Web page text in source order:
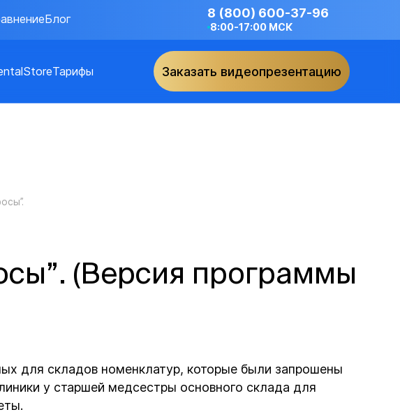
Блог 8 (800) 600-37-96
8:00-17:00 МСК
Тарифы Заказать видеопрезентацию
(Версия программы
для складов номенклатур, которые были запрошены
у старшей медсестры основного склада для